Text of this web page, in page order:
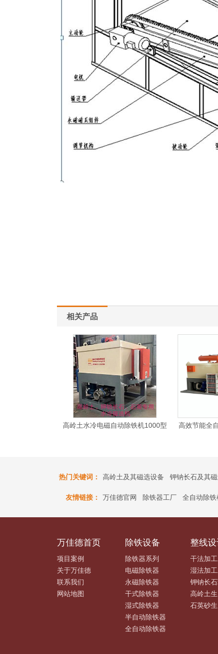
相关产品
高岭土水冷电磁自动除铁机1000型 高效节能全
热门关键词： 高岭土及其磁选设备 钾钠长石及其
友情链接： 万佳德官网 除铁器工厂 全自动除铁
万佳德首页
项目案例
关于万佳德
联系我们
网站地图
除铁设备
除铁器系列
电磁除铁器
永磁除铁器
干式除铁器
湿式除铁器
半自动除铁器
全自动除铁器
整线
干法加
湿法加
钾钠长
高岭土
石英砂